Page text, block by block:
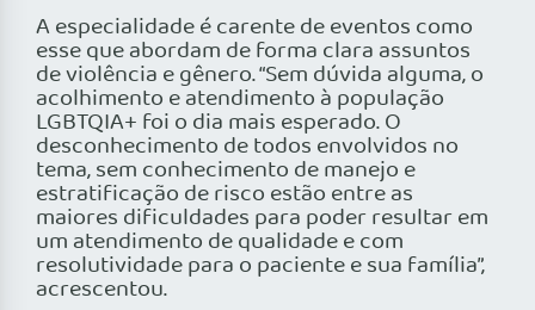
A especialidade é carente de eventos como
esse que abordam de forma clara assuntos
de violência e gênero. “Sem dúvida alguma, o
acolhimento e atendimento à população
LGBTQIA+ foi o dia mais esperado. O
desconhecimento de todos envolvidos no
tema, sem conhecimento de manejo e
estratificação de risco estão entre as
maiores dificuldades para poder resultar em
um atendimento de qualidade e com
resolutividade para o paciente e sua família”,
acrescentou.